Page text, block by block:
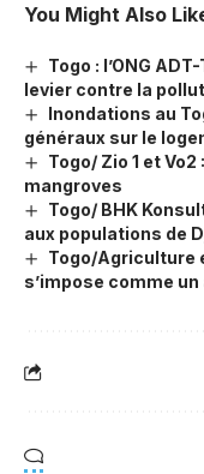
You Might Also
Togo : l’ONG
levier contre la
Inondations au
généraux sur le
Togo/ Zio 1 et
mangroves
Togo/ BHK
aux populations de
Togo/Agriculture
s’impose comme